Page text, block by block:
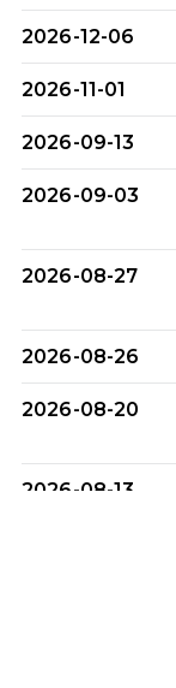
2026-12-06
2026-11-01
2026-09-13
2026-09-03
2026-08-27
2026-08-26
2026-08-20
2026-08-13